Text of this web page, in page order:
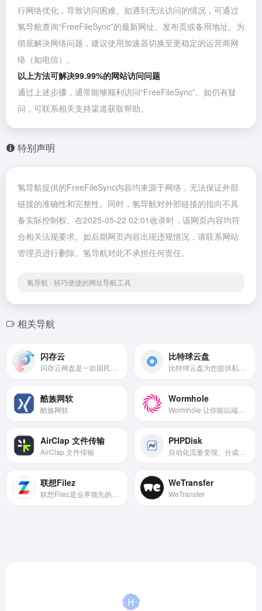
行网络优化，导致访问困难。如遇到无法访问的情况，可通过
氢导航查询“FreeFileSync”的最新网址、发布页或备用地址。为
彻底解决网络问题，建议使用加速器切换至更稳定的运营商网
络（如电信）。
以上方法可解决99.99%的网站访问问题
通过上述步骤，通常能够顺利访问“FreeFileSync”。如仍有疑
问，可联系相关支持渠道获取帮助。
特别声明
氢导航提供的FreeFileSync内容均来源于网络，无法保证外部
链接的准确性和完整性。同时，氢导航对外部链接的指向不具
备实际控制权。在2025-05-22 02:01收录时，该网页内容均符
合相关法规要求。如后期网页内容出现违规情况，请联系网站
管理员进行删除。氢导航对此不承担任何责任。
氢导航 - 轻巧便捷的网址导航工具
相关导航
闪存云 比特球云盘
酷族网软
酷族网软
Wormhole
AirClap 文件传输
AirClap 文件传输
PHPDisk
联想Filez WeTransfer
WeTransfer